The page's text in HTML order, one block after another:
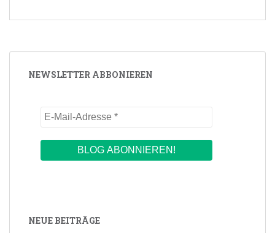
NEWSLETTER ABBONIEREN
NEUE BEITRÄGE